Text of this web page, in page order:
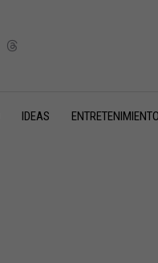
IDEAS ENTRETENIMIENTO